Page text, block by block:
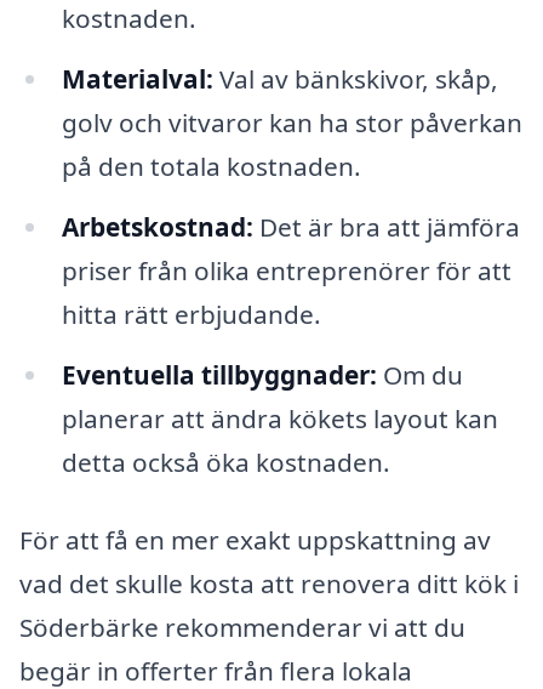
kostnaden.
Materialval: Val av bänkskivor, skåp,
golv och vitvaror kan ha stor påverkan
på den totala kostnaden.
Arbetskostnad: Det är bra att jämföra
priser från olika entreprenörer för att
hitta rätt erbjudande.
Eventuella tillbyggnader: Om du
planerar att ändra kökets layout kan
detta också öka kostnaden.
För att få en mer exakt uppskattning av
vad det skulle kosta att renovera ditt kök i
Söderbärke rekommenderar vi att du
begär in offerter från flera lokala